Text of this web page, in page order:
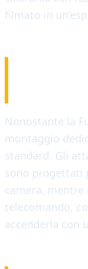
filmato in
Nonostante la
montaggio
standard. Gli
sono progettati
camera, mentre
telecomando,
accenderla con